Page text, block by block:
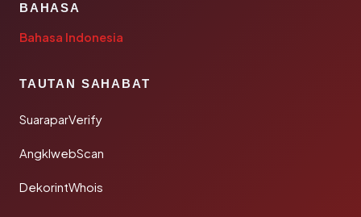
BAHASA
Bahasa Indonesia
TAUTAN SAHABAT
SuaraparVerify
AngklwebScan
DekorintWhois